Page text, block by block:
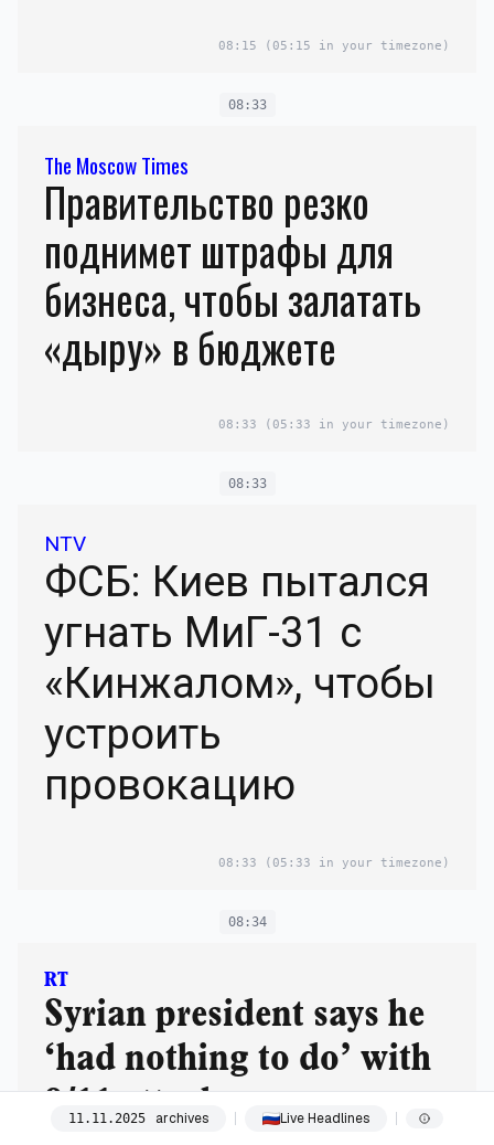
08:15 (05:15 in your timezone)
08:33
The Moscow Times
Правительство резко
поднимет штрафы для
бизнеса, чтобы залатать
«дыру» в бюджете
08:33 (05:33 in your timezone)
08:33
NTV
ФСБ: Киев пытался
угнать МиГ-31 с
«Кинжалом», чтобы
устроить
провокацию
08:33 (05:33 in your timezone)
08:34
RT
Syrian president says he
‘had nothing to do’ with
9/11 attacks
11. 11.2025 archives Live Headlines